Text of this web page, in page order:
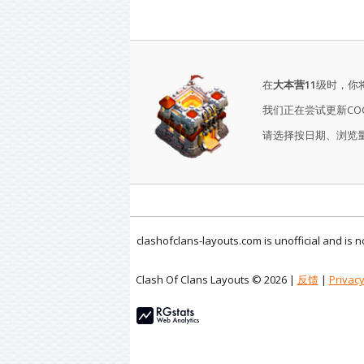
在大本营11级时，你
我们正在尝试更新
请选择按日期、浏览
clashofclans-layouts.com is unofficial and is
Clash Of Clans Layouts © 2026 | 反馈|